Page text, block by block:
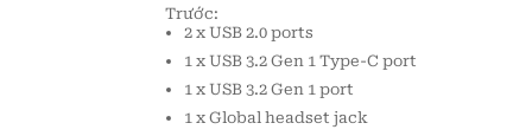
Trước:
2 x USB 2.0 ports
1 x USB 3.2 Gen 1 Type-C port
1 x USB 3.2 Gen 1 port
1 x Global headset jack